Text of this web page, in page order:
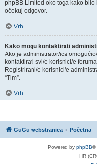
phpBB Limited oko toga kako bilo
očekuj odgovor.
Vrh
Kako mogu kontaktirati
Ako je administrator/ica
kontaktirati svi/e korisnici/e
Registrirani/e korisnici/e
“Tim”.
Vrh
GuGu webstranica Početna
Powered by phpBB®
HR